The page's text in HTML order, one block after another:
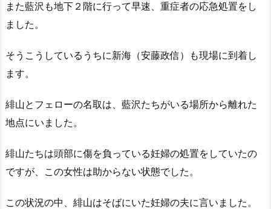
また藍沢も地下２階に行って早速、重症者の応急処置をし
ました。
そうこうしているうちに新海（安藤政信）も現場に到着し
ます。
緋山とフェローの名取は、藍沢たちがいる場所から離れた
地点にいました。
緋山たちは頭部に傷を負っている妊婦の処置をしていたの
ですが、この女性は助からない状態でした。
この状況の中、緋山はそばにいた妊婦の夫に言いました。